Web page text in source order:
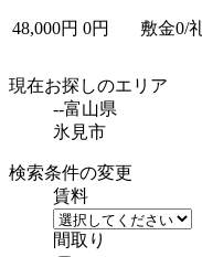
48,000円 0円 敷金0/
現在お探しのエリア
--富山県
氷見市
検索条件の変更
賃料
間取り